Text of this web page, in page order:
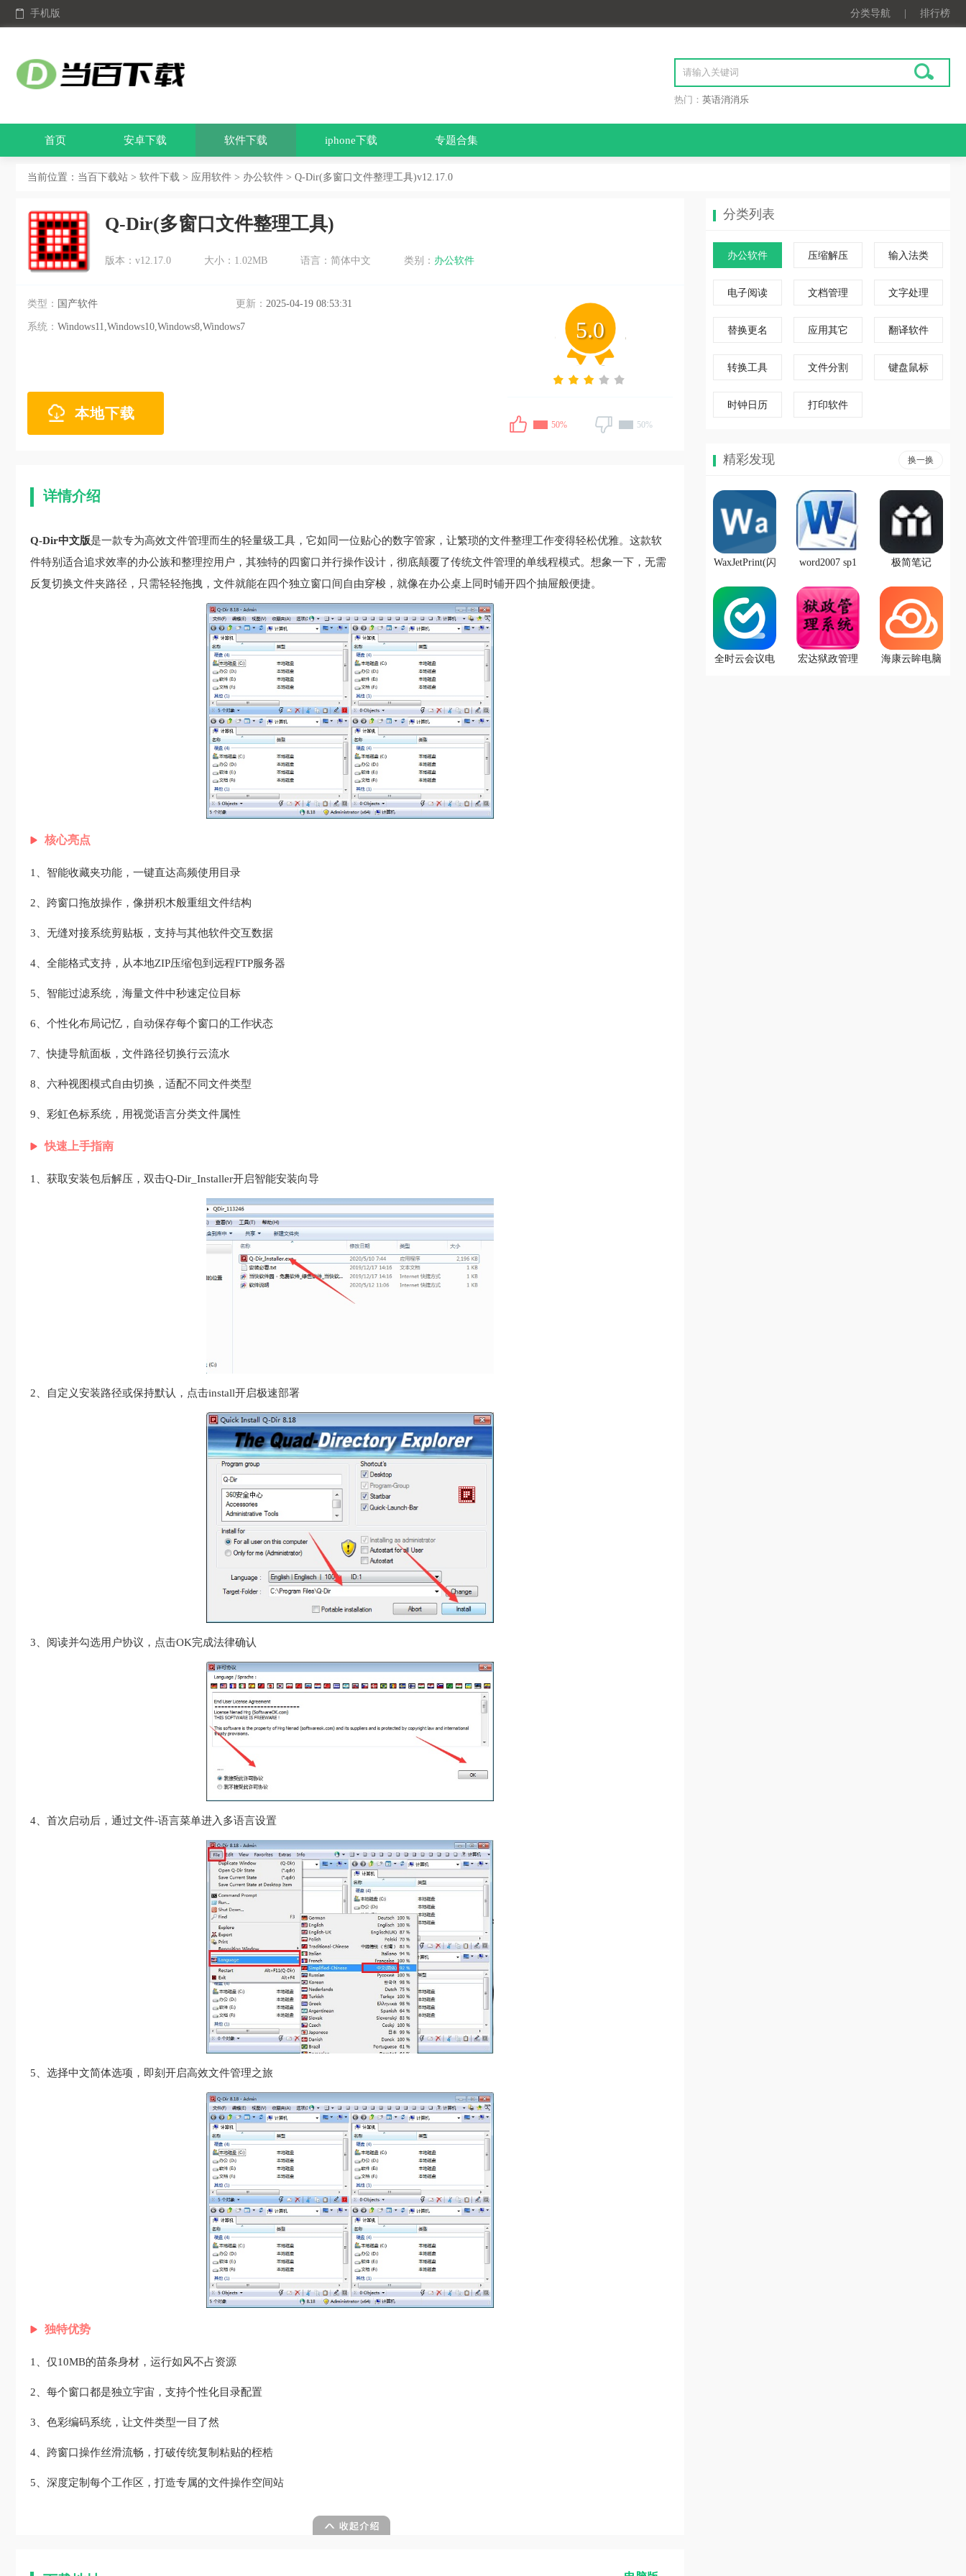
手机版 分类导航 排行榜
热门： 英语消消乐
首页 安卓下载 软件下载 iphone下载 专题合集
当前位置： 当百下载站 > 软件下载 > 应用软件 > 办公软件 > Q-Dir(多窗口文件整理工具)v12.17.0
Q-Dir(多窗口文件整理工具)
版本：v12.17.0 大小：1.02MB 语言：简体中文 类别： 办公软件
类型： 国产软件 更新： 2025-04-19 08:53:31
系统： Windows11,Windows10,Windows8,Windows7
本地下载
5.0
50% 50%
详情介绍
Q-Dir中文版是一款专为高效文件管理而生的轻量级工具，它如同一位贴心的数字管家，让繁琐的文件整理工作变得轻松优雅。这款软
件特别适合追求效率的办公族和整理控用户，其独特的四窗口并行操作设计，彻底颠覆了传统文件管理的单线程模式。想象一下，无需
反复切换文件夹路径，只需轻轻拖拽，文件就能在四个独立窗口间自由穿梭，就像在办公桌上同时铺开四个抽屉般便捷。
核心亮点
1、智能收藏夹功能，一键直达高频使用目录
2、跨窗口拖放操作，像拼积木般重组文件结构
3、无缝对接系统剪贴板，支持与其他软件交互数据
4、全能格式支持，从本地ZIP压缩包到远程FTP服务器
5、智能过滤系统，海量文件中秒速定位目标
6、个性化布局记忆，自动保存每个窗口的工作状态
7、快捷导航面板，文件路径切换行云流水
8、六种视图模式自由切换，适配不同文件类型
9、彩虹色标系统，用视觉语言分类文件属性
快速上手指南
1、获取安装包后解压，双击Q-Dir_Installer开启智能安装向导
2、自定义安装路径或保持默认，点击install开启极速部署
3、阅读并勾选用户协议，点击OK完成法律确认
4、首次启动后，通过文件-语言菜单进入多语言设置
5、选择中文简体选项，即刻开启高效文件管理之旅
独特优势
1、仅10MB的苗条身材，运行如风不占资源
2、每个窗口都是独立宇宙，支持个性化目录配置
3、色彩编码系统，让文件类型一目了然
4、跨窗口操作丝滑流畅，打破传统复制粘贴的桎梏
5、深度定制每个工作区，打造专属的文件操作空间站
分类列表
办公软件 压缩解压 输入法类
电子阅读 文档管理 文字处理
替换更名 应用其它 翻译软件
转换工具 文件分割 键盘鼠标
时钟日历 打印软件
精彩发现 换一换
WaxJetPrint(闪
件)
word2007 sp1
极简笔记
全时云会议电
宏达狱政管理
海康云眸电脑